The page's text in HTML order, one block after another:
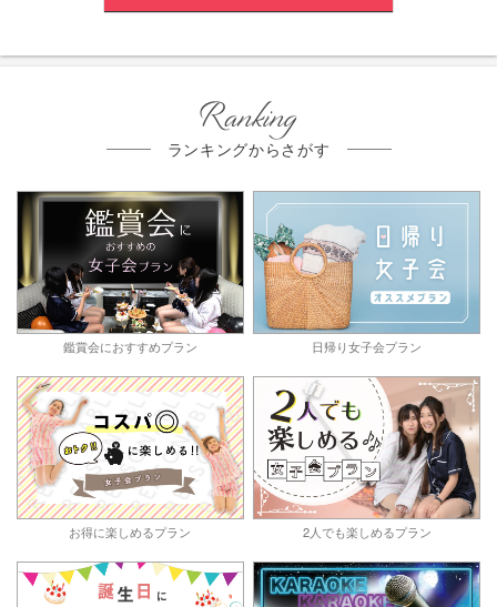
Ranking
ランキングからさがす
鑑賞会におすすめプラン 日帰り女子会プラン
お得に楽しめるプラン 2人でも楽しめるプラン